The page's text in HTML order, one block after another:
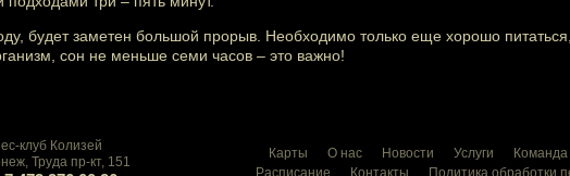
будет заметен большой прорыв. Необходимо только еще хорошо
сон не меньше семи часов – это важно!
клуб Колизей
Труда пр-кт, 151
Карты О нас Новости Услуги Команда
Расписание
Контакты Политика обработки